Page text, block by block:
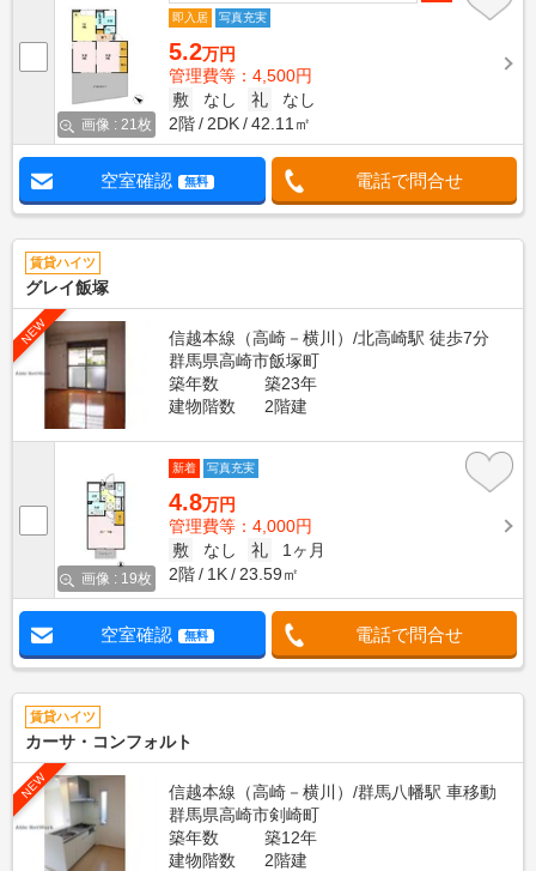
画像 : 21枚
即入居
写真充実
5.2万円
管理費等：4,500円
敷
なし 礼
なし
2階
2DK 42.11㎡
空室確認 無料 電話で問合せ
賃貸ハイツ
グレイ飯塚
NEW
信越本線（高崎－横川）/北高崎駅 徒歩7分
群馬県高崎市飯塚町
築年数
築23年
建物階数
2階建
画像 : 19枚
新着 写真充実
4.8万円
管理費等：4,000円
敷
なし 礼
1ヶ月
2階
1K 23.59㎡
空室確認 無料 電話で問合せ
賃貸ハイツ
カーサ・コンフォルト
NEW
信越本線（高崎－横川）/群馬八幡駅 車移動
群馬県高崎市剣崎町
築年数
築12年
建物階数
2階建